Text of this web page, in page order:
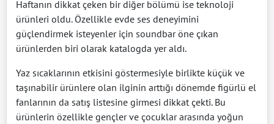
Haftanın dikkat çeken bir diğer bölümü ise teknoloji
ürünleri oldu. Özellikle evde ses deneyimini
güçlendirmek isteyenler için soundbar öne çıkan
ürünlerden biri olarak katalogda yer aldı.
Yaz sıcaklarının etkisini göstermesiyle birlikte küçük ve
taşınabilir ürünlere olan ilginin arttığı dönemde figürlü el
fanlarının da satış listesine girmesi dikkat çekti. Bu
ürünlerin özellikle gençler ve çocuklar arasında yoğun